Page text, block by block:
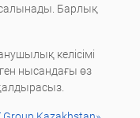
Барлық
келісімі
нысандағы өз